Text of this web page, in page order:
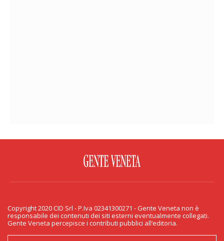
PRIVACY & COOKIE
Copyright 2020 CID Srl - P.Iva 02341300271 - Gente Veneta non è responsabile
dei contenuti dei siti esterni eventualmente collegati. Gente Veneta percepisce
Copyright 2020 CID Srl - P.Iva 02341300271 - Gente Veneta non è
responsabile dei contenuti dei siti esterni eventualmente collegati.
Gente Veneta percepisce i contributi pubblici all’editoria.